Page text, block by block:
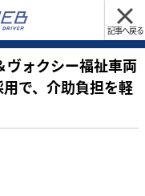
記事へ戻る
ォクシー福祉車両
で、介助負担を軽